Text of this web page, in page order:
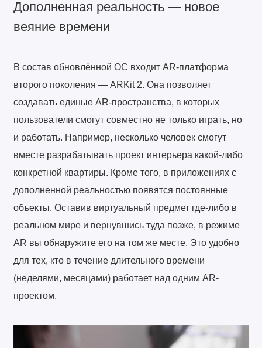
Дополненная реальность — новое
веяние времени
В состав обновлённой ОС входит AR-платформа
второго поколения — ARKit 2. Она позволяет
создавать единые AR-пространства, в которых
пользователи смогут совместно не только играть, но
и работать. Например, несколько человек смогут
вместе разрабатывать проект интерьера какой-либо
конкретной квартиры. Кроме того, в приложениях с
дополненной реальностью появятся постоянные
объекты. Оставив виртуальный предмет где-либо в
реальном мире и вернувшись туда позже, в режиме
AR вы обнаружите его на том же месте. Это удобно
для тех, кто в течение длительного времени
(неделями, месяцами) работает над одним AR-
проектом.